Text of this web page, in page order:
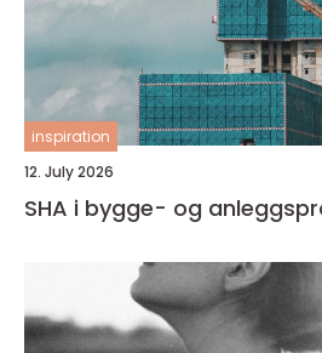
inspiration
12. July 2026
SHA i bygge- og